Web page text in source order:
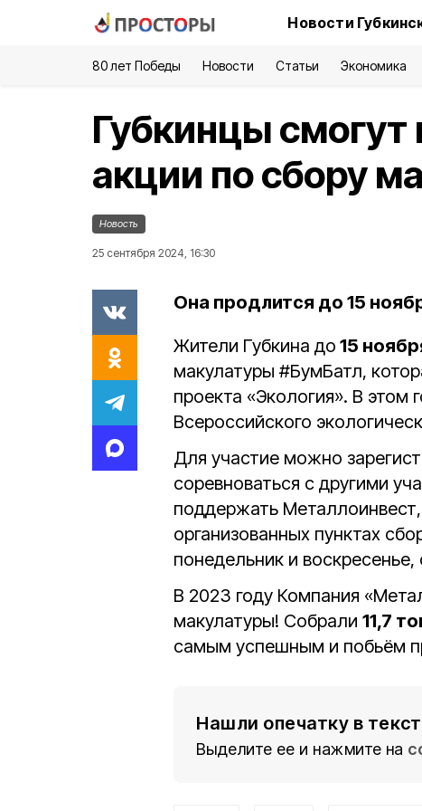
Новости
80 лет Победы Новости Статьи Экономика
Губкинцы смогут
акции по сбору
Новость
25 сентября 2024, 16:30
Она продлится до 15
Жители Губкина до 15
макулатуры #БумБатл,
проекта «Экология». В этом
Всероссийского
Для участие можно
соревноваться с другими
поддержать
организованных пунктах
понедельник и воскресенье,
В 2023 году Компания
макулатуры! Собрали 11,7
самым успешным и побьём
Нашли опечатку в
Выделите ее и нажмите на